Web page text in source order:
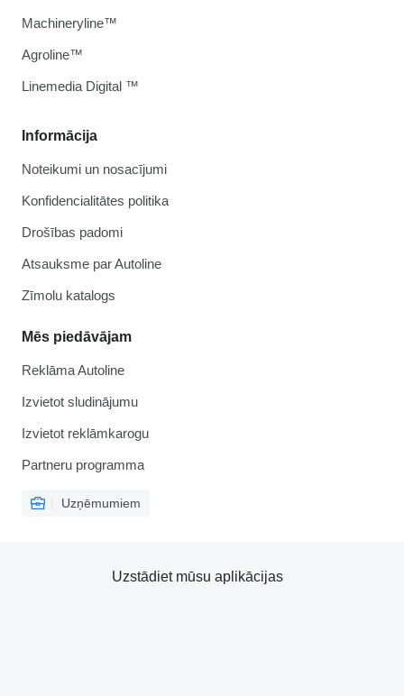
Informācija
Noteikumi un nosacījumi
Konfidencialitātes politika
Drošības padomi
Atsauksme par Autoline
Zīmolu katalogs
Mēs piedāvājam
Reklāma Autoline
Izvietot sludinājumu
Izvietot reklāmkarogu
Partneru programma
Uzņēmumiem
Machineryline™
Agroline™
Linemedia Digital ™
Uzstādiet mūsu aplikācijas